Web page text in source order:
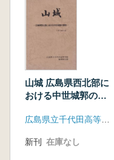
山城 広島県西北部に
おける中世城郭の調
新刊 在庫なし